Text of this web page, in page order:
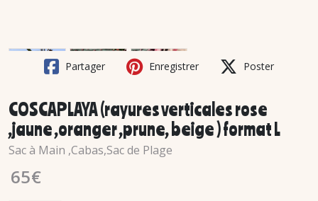
Partager Enregistrer Poster
COSCAPLAYA (rayures verticales rose
,jaune ,oranger ,prune, beige ) format L
Sac à Main ,Cabas,Sac de Plage
65€